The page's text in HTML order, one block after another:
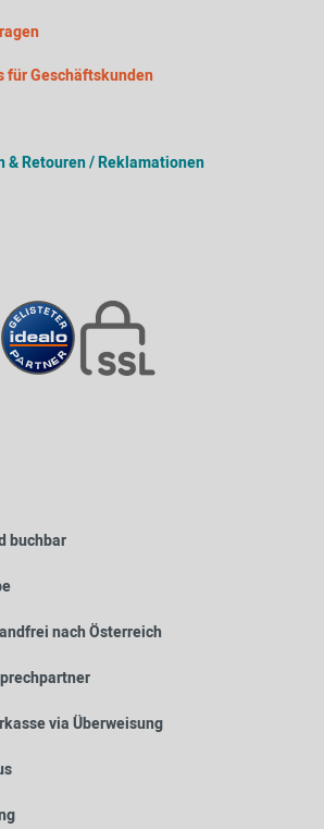
für Geschäftskunden
& Retouren / Reklamationen
buchbar
nach Österreich
via Überweisung